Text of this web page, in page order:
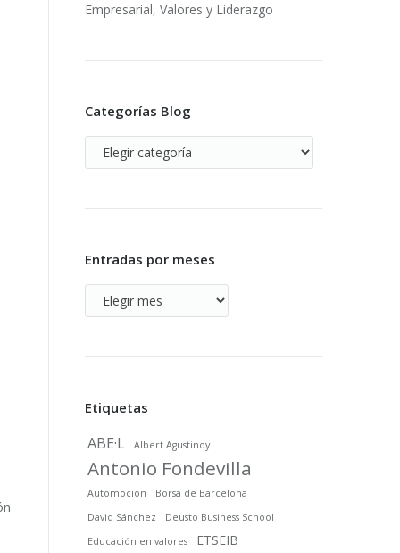
Empresarial, Valores y Liderazgo
Categorías Blog
Categorías
Blog
Entradas por meses
Entradas
por
Etiquetas
ABE·L Albert Agustinoy
Antonio Fondevilla
Automoción
Borsa de Barcelona
David Sánchez
Deusto Business School
Educación en valores
ETSEIB